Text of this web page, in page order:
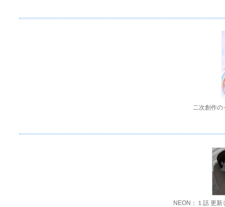
二次創作の
NEON：１話 更